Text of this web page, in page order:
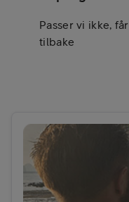
Passer vi ikke,
tilbake